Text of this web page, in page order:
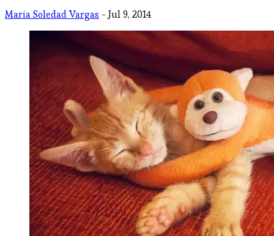
Maria Soledad Vargas - Jul 9, 2014